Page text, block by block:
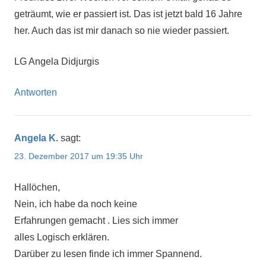
geträumt, wie er passiert ist. Das ist jetzt bald 16 Jahre
her. Auch das ist mir danach so nie wieder passiert.
LG Angela Didjurgis
Antworten
Angela K. sagt:
23. Dezember 2017 um 19:35 Uhr
Hallöchen,
Nein, ich habe da noch keine
Erfahrungen gemacht . Lies sich immer
alles Logisch erklären.
Darüber zu lesen finde ich immer Spannend.